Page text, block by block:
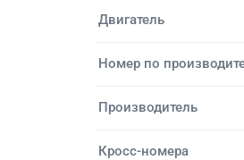
Двигатель
Номер по
Производитель
Кросс-номера